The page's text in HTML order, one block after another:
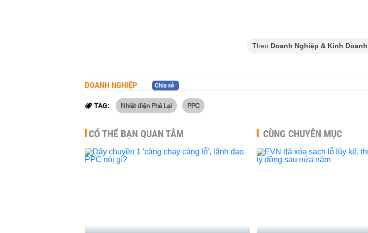
Theo Doanh Nghiệp & Kinh Doanh
DOANH NGHIỆP Chia sẻ
TAG: Nhiệt điện Phả Lại PPC
CÓ THỂ BẠN QUAN TÂM CÙNG CHUYÊN MỤC